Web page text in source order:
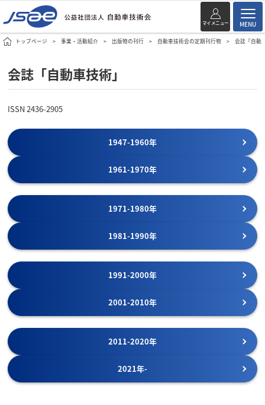
マイメニュー MENU
トップページ 事業・活動紹介 出版物の刊行 自動車技術会の定期刊行物 会誌「自動
会誌「自動車技術」
ISSN 2436-2905
1947-1960年
1961-1970年
1971-1980年
1981-1990年
1991-2000年
2001-2010年
2011-2020年
2021年-